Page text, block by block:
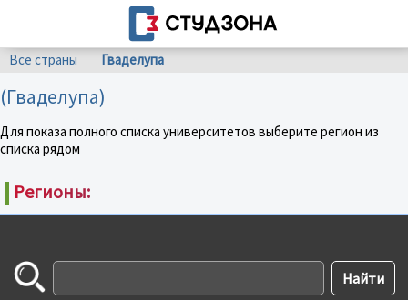
Все страны Гваделупа
(Гваделупа)
Для показа полного списка университетов выберите регион из
списка рядом
Регионы: